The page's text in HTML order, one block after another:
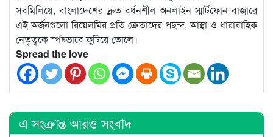
সবমিলিয়ে, বাংলাদেশের দ্রুত বর্ধনশীল অনলাইন স্মার্টফোন বাজারে
এই অর্জনগুলো রিয়েলমির প্রতি ক্রেতাদের পছন্দ, আস্থা ও ধারাবাহিক
নেতৃত্বকে স্পষ্টভাবে ফুটিয়ে তোলে।
Spread the love
এ সংক্রান্ত আরও সংবাদ